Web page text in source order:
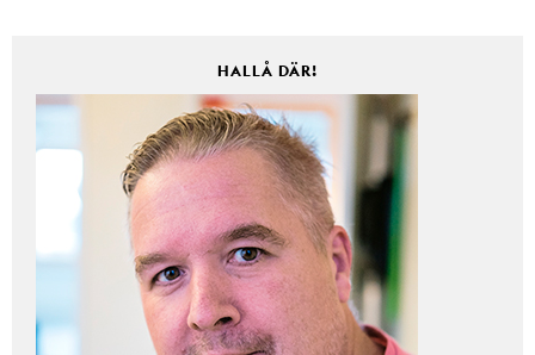
HALLÅ DÄR!